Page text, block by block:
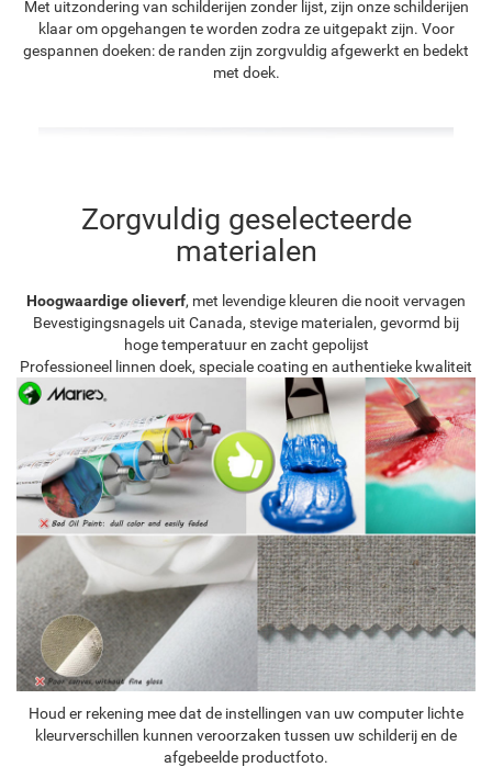
Met uitzondering van schilderijen zonder lijst, zijn onze schilderijen
klaar om opgehangen te worden zodra ze uitgepakt zijn. Voor
gespannen doeken: de randen zijn zorgvuldig afgewerkt en bedekt
met doek.
Zorgvuldig geselecteerde
materialen
Hoogwaardige olieverf, met levendige kleuren die nooit vervagen
Bevestigingsnagels uit Canada, stevige materialen, gevormd bij
hoge temperatuur en zacht gepolijst
Professioneel linnen doek, speciale coating en authentieke kwaliteit
Houd er rekening mee dat de instellingen van uw computer lichte
kleurverschillen kunnen veroorzaken tussen uw schilderij en de
afgebeelde productfoto.